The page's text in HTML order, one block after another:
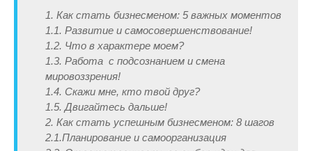
1. Как стать бизнесменом: 5 важных моментов
1.1. Развитие и самосовершенствование!
1.2. Что в характере моем?
1.3. Работа с подсознанием и смена
мировоззрения!
1.4. Скажи мне, кто твой друг?
1.5. Двигайтесь дальше!
2. Как стать успешным бизнесменом: 8 шагов
2.1.Планирование и самоорганизация